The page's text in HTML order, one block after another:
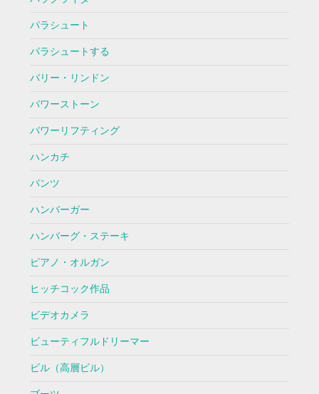
パラシュート
パラシュートする
バリー・リンドン
パワーストーン
パワーリフティング
ハンカチ
パンツ
ハンバーガー
ハンバーグ・ステーキ
ピアノ・オルガン
ヒッチコック作品
ビデオカメラ
ビューティフルドリーマー
ビル（高層ビル）